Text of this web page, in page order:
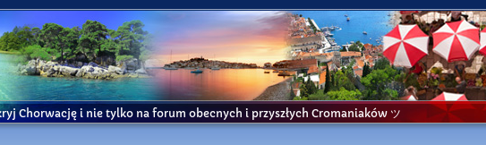
Chorwację i nie tylko na forum obecnych i przyszłych Cromaniaków ツ